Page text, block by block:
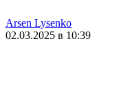
Arsen Lysenko
02.03.2025 в 10:39